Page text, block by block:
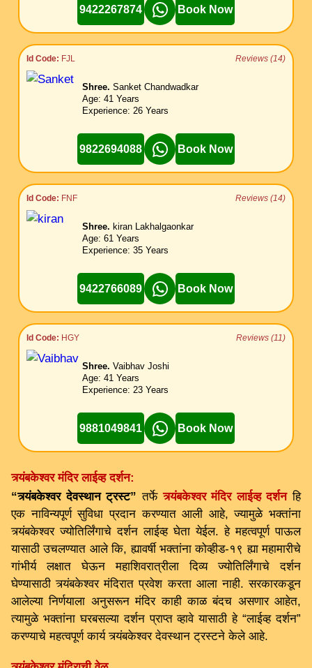
9422267874 Book Now
Id Code: FJL Reviews (14)
Shree. Sanket Chandwadkar
Age: 41 Years
Experience: 26 Years
9822694088 Book Now
Id Code: FNF Reviews (14)
Shree. kiran Lakhalgaonkar
Age: 61 Years
Experience: 35 Years
9422766089 Book Now
Id Code: HGY Reviews (11)
Shree. Vaibhav Joshi
Age: 41 Years
Experience: 23 Years
9881049841 Book Now
त्र्यंबकेश्वर मंदिर लाईव्ह दर्शन:
“त्र्यंबकेश्वर देवस्थान ट्रस्ट”तर्फेत्र्यंबकेश्वर मंदिर लाईव्ह दर्शनहि
एक नाविन्यपूर्ण सुविधा प्रदान करण्यात आली आहे, ज्यामुळे भक्तांना
त्र्यंबकेश्वर ज्योतिर्लिंगाचे दर्शन लाईव्ह घेता येईल. हे महत्वपूर्ण पाऊल
यासाठी उचलण्यात आले कि, ह्यावर्षी भक्तांना कोव्हीड-१९ ह्या महामारीचे
गांभीर्य लक्षात घेऊन महाशिवरात्रीला दिव्य ज्योतिर्लिंगाचे दर्शन
घेण्यासाठी त्र्यंबकेश्वर मंदिरात प्रवेश करता आला नाही. सरकारकडून
आलेल्या निर्णयाला अनुसरून मंदिर काही काळ बंदच असणार आहेत,
त्यामुळे भक्तांना घरबसल्या दर्शन प्राप्त व्हावे यासाठी हे “लाईव्ह दर्शन”
करण्याचे महत्वपूर्ण कार्य त्र्यंबकेश्वर देवस्थान ट्रस्टने केले आहे.